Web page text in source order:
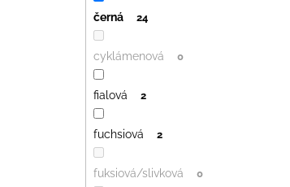
černá 24
cyklámenová 0
fialová 2
fuchsiová 2
fuksiová/slivková 0